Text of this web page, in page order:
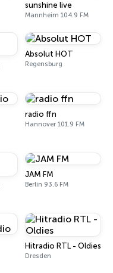
sunshine live
Mannheim 104.9 FM
Absolut HOT
Regensburg
radio ffn
Hannover 101.9 FM
JAM FM
Berlin 93.6 FM
Hitradio RTL - Oldies
Dresden